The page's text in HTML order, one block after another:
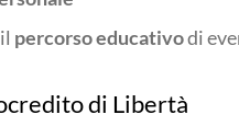
percorso educativodi
di Libertà